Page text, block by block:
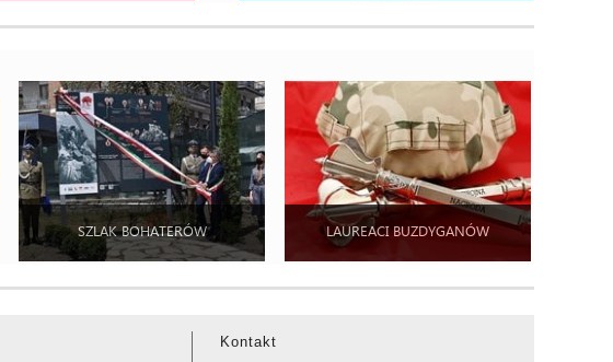
SZLAK BOHATERÓW LAUREACI BUZDYGANÓW
Kontakt